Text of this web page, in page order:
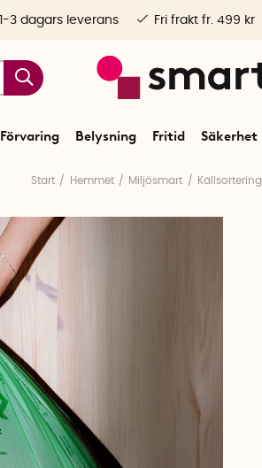
Förvaring Belysning Fritid Säkerhet
1-3 dagars leverans Fri frakt fr. 499 kr
Start Hemmet Miljösmart Källsortering